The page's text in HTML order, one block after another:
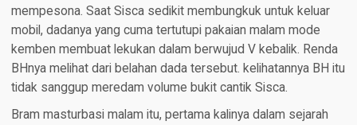
mempesona. Saat Sisca sedikit membungkuk untuk keluar
mobil, dadanya yang cuma tertutupi pakaian malam mode
kemben membuat lekukan dalam berwujud V kebalik. Renda
BHnya melihat dari belahan dada tersebut. kelihatannya BH itu
tidak sanggup meredam volume bukit cantik Sisca.
Bram masturbasi malam itu, pertama kalinya dalam sejarah